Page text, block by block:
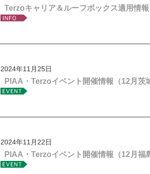
Terzoキャリア＆ルーフボックス適用情
2024年11月25日
PIAA・Terzoイベント開催情報（12月茨
2024年11月22日
PIAA・Terzoイベント開催情報（12月福